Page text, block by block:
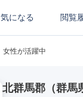
気になる 閲覧
女性が活躍中
北群馬郡（群馬